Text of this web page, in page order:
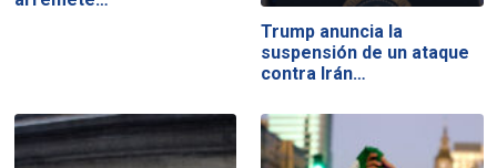
Trump anuncia la
suspensión de un ataque
contra Irán…